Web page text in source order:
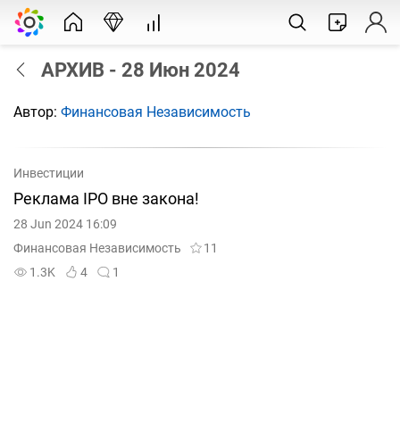
АРХИВ - 28 Июн 2024
Автор: Финансовая Независимость
Инвестиции
Реклама IPO вне закона!
28 Jun 2024 16:09
Финансовая Независимость
11
1.3K
4 1